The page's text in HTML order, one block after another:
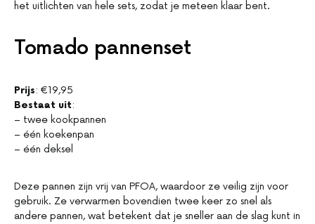
het uitlichten van hele sets, zodat je meteen klaar bent.
Tomado pannenset
Prijs: €19,95
Bestaat uit:
– twee kookpannen
– één koekenpan
– één deksel
Deze pannen zijn vrij van PFOA, waardoor ze veilig zijn voor
gebruik. Ze verwarmen bovendien twee keer zo snel als
andere pannen, wat betekent dat je sneller aan de slag kunt in